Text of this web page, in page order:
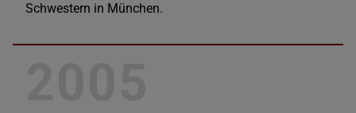
Schwestern in München.